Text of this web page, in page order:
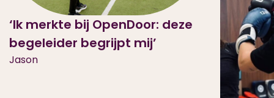
‘Ik merkte bij OpenDoor: deze
begeleider begrijpt mij’
Jason